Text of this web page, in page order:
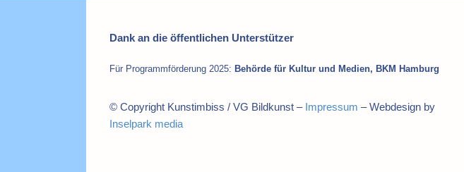
Dank an die öffentlichen Unterstützer
Für Programmförderung 2025: Behörde für Kultur und Medien, BKM Hamburg
© Copyright Kunstimbiss / VG Bildkunst – Impressum – Webdesign by
Inselpark media